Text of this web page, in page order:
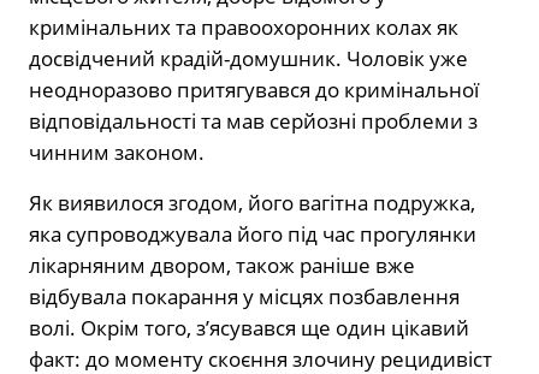
кримінальних та правоохоронних колах як
досвідчений крадій-домушник. Чоловік уже
неодноразово притягувався до кримінальної
відповідальності та мав серйозні проблеми з
чинним законом.
Як виявилося згодом, його вагітна подружка,
яка супроводжувала його під час прогулянки
лікарняним двором, також раніше вже
відбувала покарання у місцях позбавлення
волі. Окрім того, з’ясувався ще один цікавий
факт: до моменту скоєння злочину рецидивіст